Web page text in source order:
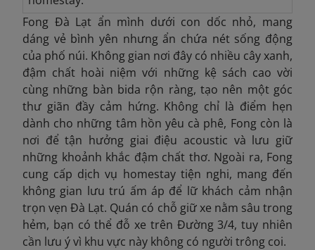
Fong Đà Lạt ẩn mình dưới con dốc nhỏ, mang
dáng vẻ bình yên nhưng ẩn chứa nét sống động
của phố núi. Không gian nơi đây có nhiều cây xanh,
đậm chất hoài niệm với những kệ sách cao vời
cùng những bàn bida rộn ràng, tạo nên một góc
thư giãn đầy cảm hứng. Không chỉ là điểm hẹn
dành cho những tâm hồn yêu cà phê, Fong còn là
nơi để tận hưởng giai điệu acoustic và lưu giữ
những khoảnh khắc đậm chất thơ. Ngoài ra, Fong
cung cấp dịch vụ homestay tiện nghi, mang đến
không gian lưu trú ấm áp để lữ khách cảm nhận
trọn vẹn Đà Lạt. Quán có chỗ giữ xe nằm sâu trong
hẻm, bạn có thể đỗ xe trên Đường3/4, tuy nhiên
cần lưu ý vì khu vực này không có người trông coi.